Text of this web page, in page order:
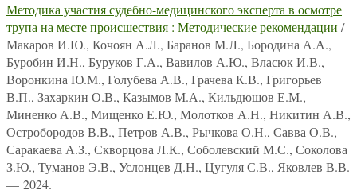
Методика участия судебно-медицинского эксперта в осмотре
трупа на месте происшествия : Методические рекомендации /
Макаров И.Ю., Кочоян А.Л., Баранов М.Л., Бородина А.А.,
Буробин И.Н., Буруков Г.А., Вавилов А.Ю., Власюк И.В.,
Воронкина Ю.М., Голубева А.В., Грачева К.В., Григорьев
В.П., Захаркин О.В., Казымов М.А., Кильдюшов Е.М.,
Миненко А.В., Мищенко Е.Ю., Молотков А.Н., Никитин А.В.,
Остробородов В.В., Петров А.В., Рычкова О.Н., Савва О.В.,
Саракаева А.З., Скворцова Л.К., Соболевский М.С., Соколова
З.Ю., Туманов Э.В., Услонцев Д.Н., Цугуля С.В., Яковлев В.В.
— 2024.